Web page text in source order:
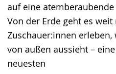
auf eine
Von der Erde geht es
Zuschauer:innen
von außen aussieht –
neuesten